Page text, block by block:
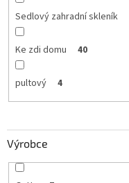
Sedlový zahradní skleník
Ke zdi domu 40
pultový 4
Výrobce